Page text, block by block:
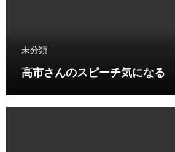
未分類
高市さんのスピーチ気になる